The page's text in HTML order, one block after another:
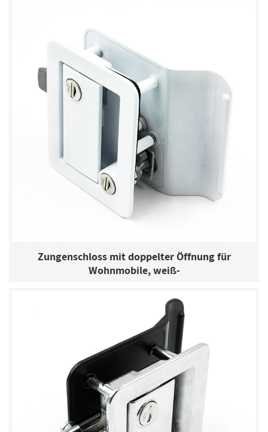
Zungenschloss mit doppelter Öffnung für
Wohnmobile, weiß-